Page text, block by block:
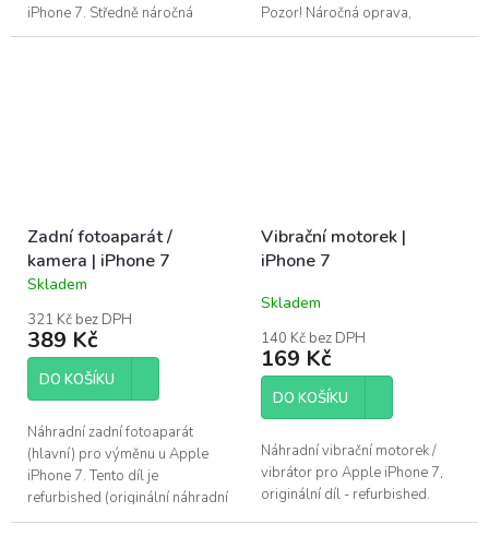
iPhone 7. Středně náročná
oprava pro zručné kutily. Je
Pozor! Náročná oprava,
nejprve je nutné dokonale
Zadní fotoaparát /
kamera | iPhone 7
Průměrné
produktu
je
4,4
hvězdiček.
Skladem
321 Kč bez DPH
389 Kč
DO KOŠÍKU
Náhradní zadní fotoaparát
(hlavní) pro výměnu u Apple
iPhone 7. Tento díl je
refurbished (originální náhradní
díl, vyndaný z funkčního iPhone
Vibrační motorek |
iPhone 7
Skladem
140 Kč bez DPH
169 Kč
DO KOŠÍKU
Náhradní vibrační motorek /
vibrátor pro Apple iPhone 7,
originální díl - refurbished.